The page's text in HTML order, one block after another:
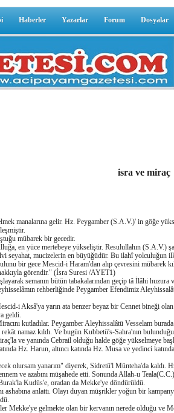
Haberler Yazarlar Forum Dosyalar
isra ve miraç
manalarına gelir. Hz. Peygamber (S.A.V.)' in göğe
mübarek bir gecedir.
en yüce mertebeye yükseliştir. Resulullahın (S.A.V.)
seyahat, mucizelerin en büyüğüdür. Bu ilahî yolculuğun
bir gece Mescid-i Haram'dan alıp çevresini mübarek
görendir." (İsra Suresi /AYET1)
semanın bütün tabakalarından geçip tâ İlâhi huzura
rehberliğinde Peygamber Efendimiz
i Aksâ'ya yarın ata benzer beyaz bir Cennet bineği
geldi.
kutladılar. Peygamber Aleyhissalâtü Vesselam
namaz kıldı. Ve bugün Kubbetü's-Sahra'nın
ve yanında Cebrail olduğu halde göğe yükselmeye
Hz. Harun, altıncı katında Hz. Musa ve yedinci
olursam yanarım" diyerek, Sidretü'l Münteha'da kaldı.
ve azabını müşahede etti. Sonunda Allah-u
Kudüs'e, oradan da Mekke'ye döndürüldü.
anlattı. Olayı duyan müşrikler yoğun bir
Mekke'ye gelmekte olan bir kervanın nerede olduğu